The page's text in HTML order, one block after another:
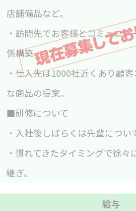
店舗備品など。
・訪問先でお客様とコミュニ
係構築。
・仕入先は1000社近くあり顧
な商品の提案。
■研修について
・入社後しばらくは先輩につい
・慣れてきたタイミングで徐々
継ぎ。
給与